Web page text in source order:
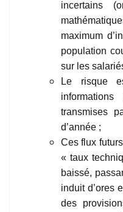
incertains
maximum
population
sur les
Le risque
transmises
d’année ;
Ces flux
« taux
baissé,
induit d’ores
des